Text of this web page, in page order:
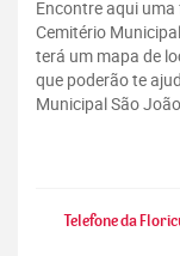
Encontre aqui
Cemitério
terá um mapa de
que poderão te
Municipal São
Telefone da